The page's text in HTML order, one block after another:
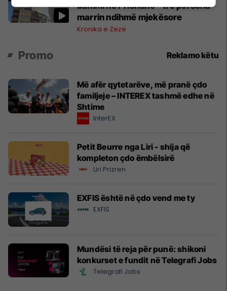
banimi në Prishtinë – tre persona
marrin ndihmë mjekësore
Kronika e Zezë
Promo Reklamo këtu
Më afër qytetarëve, më pranë çdo
familjeje – INTEREX tashmë edhe në
Shtime
InterEX
Petit Beurre nga Liri - shija që
kompleton çdo ëmbëlsirë
Liri Prizren
EXFIS është në çdo vend me ty
EXFIS
Mundësi të reja për punë: shikoni
konkurset e fundit në Telegrafi Jobs
Telegrafi Jobs